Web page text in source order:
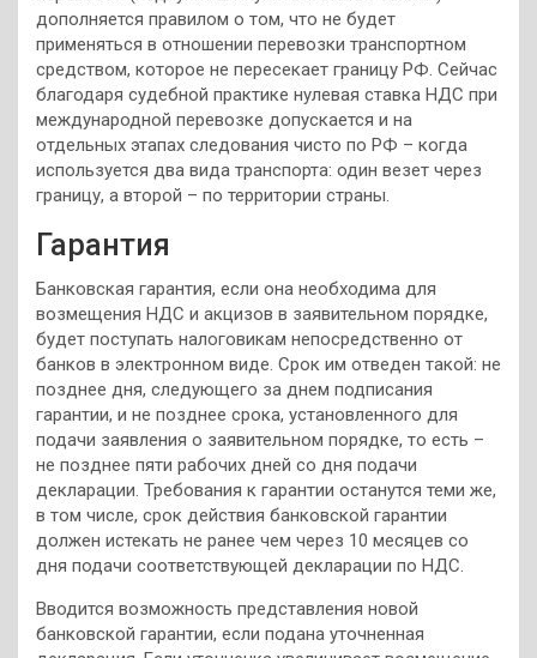
дополняется правилом о том, что не будет
применяться в отношении перевозки транспортном
средством, которое не пересекает границу РФ. Сейчас
благодаря судебной практике нулевая ставка НДС при
международной перевозке допускается и на
отдельных этапах следования чисто по РФ – когда
используется два вида транспорта: один везет через
границу, а второй – по территории страны.
Гарантия
Банковская гарантия, если она необходима для
возмещения НДС и акцизов в заявительном порядке,
будет поступать налоговикам непосредственно от
банков в электронном виде. Срок им отведен такой: не
позднее дня, следующего за днем подписания
гарантии, и не позднее срока, установленного для
подачи заявления о заявительном порядке, то есть –
не позднее пяти рабочих дней со дня подачи
декларации. Требования к гарантии останутся теми же,
в том числе, срок действия банковской гарантии
должен истекать не ранее чем через 10 месяцев со
дня подачи соответствующей декларации по НДС.
Вводится возможность представления новой
банковской гарантии, если подана уточненная